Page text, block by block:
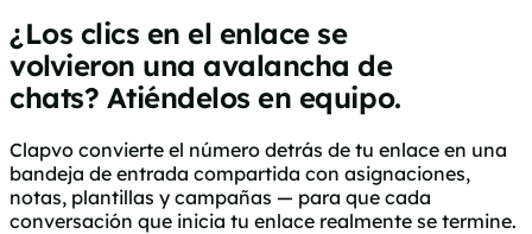
¿Los clics en el enlace se
volvieron una avalancha de
chats? Atiéndelos en equipo.
Clapvo convierte el número detrás de tu enlace en una
bandeja de entrada compartida con asignaciones,
notas, plantillas y campañas — para que cada
conversación que inicia tu enlace realmente se termine.